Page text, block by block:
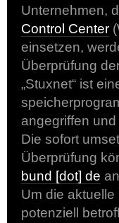
Unternehmen,
Control Center
einsetzen,
Überprüfung
„Stuxnet“ ist
angegriffen
Die sofort
Überprüfung
bund [dot] de
Um die
potenziell